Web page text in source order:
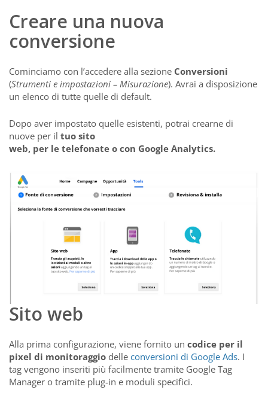
Creare una nuova
conversione
Cominciamo con l’accedere alla sezione Conversioni
(Strumenti e impostazioni – Misurazione). Avrai a disposizione
un elenco di tutte quelle di default.
Dopo aver impostato quelle esistenti, potrai crearne di
nuove per il tuo sito
web, per le telefonate o con Google Analytics.
Sito web
Alla prima configurazione, viene fornito un codice per il
pixel di monitoraggio delle conversioni di Google Ads. I
tag vengono inseriti più facilmente tramite Google Tag
Manager o tramite plug-in e moduli specifici.